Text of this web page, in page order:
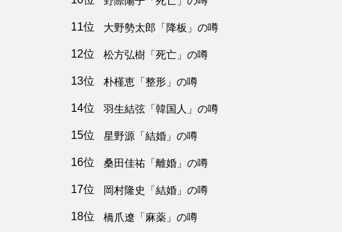
11位 大野勢太郎「降板」の噂
12位 松方弘樹「死亡」の噂
13位 朴槿恵「整形」の噂
14位 羽生結弦「韓国人」の噂
15位 星野源「結婚」の噂
16位 桑田佳祐「離婚」の噂
17位 岡村隆史「結婚」の噂
18位 橋爪遼「麻薬」の噂